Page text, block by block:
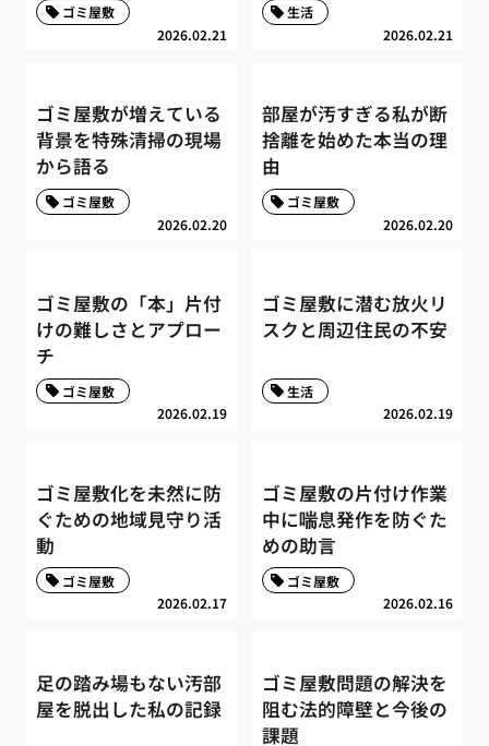
2026.02.21
ゴミ屋敷
2026.02.21
生活
ゴミ屋敷が増えている
背景を特殊清掃の現場
から語る
2026.02.20
ゴミ屋敷
部屋が汚すぎる私が断
捨離を始めた本当の理
由
2026.02.20
ゴミ屋敷
ゴミ屋敷の「本」片付
けの難しさとアプロー
チ
2026.02.19
ゴミ屋敷
ゴミ屋敷に潜む放火リ
スクと周辺住民の不安
2026.02.19
生活
ゴミ屋敷化を未然に防
ぐための地域見守り活
動
2026.02.17
ゴミ屋敷
ゴミ屋敷の片付け作業
中に喘息発作を防ぐた
めの助言
2026.02.16
ゴミ屋敷
足の踏み場もない汚部
屋を脱出した私の記録
ゴミ屋敷問題の解決を
阻む法的障壁と今後の
課題